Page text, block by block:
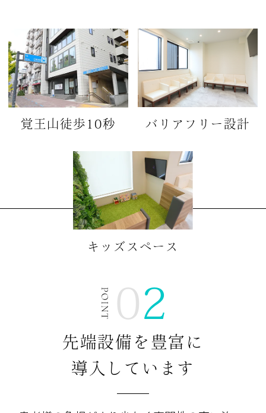
覚王山徒歩10秒 バリアフリー設計
キッズスペース
02
先端設備を豊富に
導入しています